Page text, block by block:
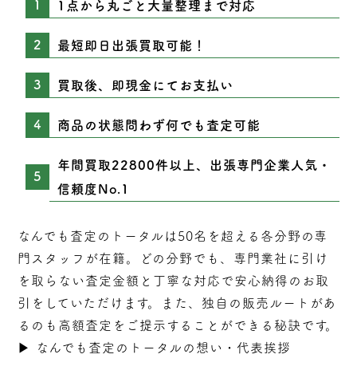
1点から丸ごと大量整理まで対応
最短即日出張買取可能！
買取後、即現金にてお支払い
商品の状態問わず何でも査定可能
年間買取22800件以上、出張専門企業人気・
信頼度No.1
なんでも査定のトータルは50名を超える各分野の専
門スタッフが在籍。どの分野でも、専門業社に引け
を取らない査定 金額と丁寧な対応で安心納得のお取
引をしていただけます。また、独自の販売ルートがあ
るのも高額査定をご提示することができる秘訣です。
▶︎
なんでも査定のトータルの想い・代表挨拶